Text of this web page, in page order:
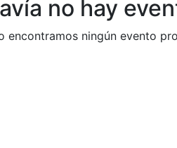
no hay
encontramos ningún evento